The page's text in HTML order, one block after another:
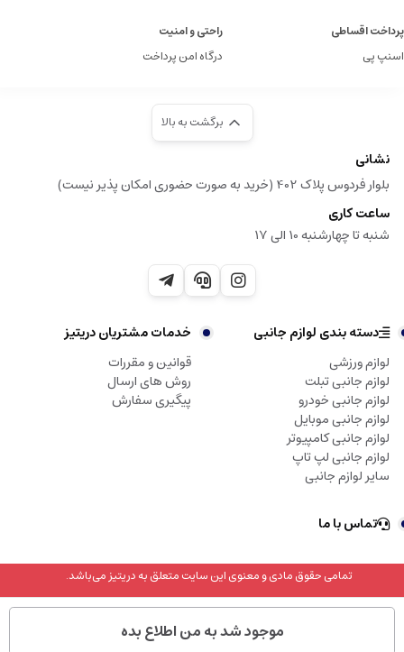
موجود شد به من اطلاع بده
پرداخت اقساطی
اسنپ پی
راحتی و امنیت
درگاه امن پرداخت
برگشت به بالا
نشانی
بلوار فردوس پلاک 402 (خرید به صورت حضوری امکان پذیر نیست)
ساعت کاری
شنبه تا چهارشنبه 10 الی 17
دسته بندی لوازم جانبی
لوازم ورزشی
لوازم جانبی تبلت
لوازم جانبی خودرو
لوازم جانبی موبایل
لوازم جانبی کامپیوتر
لوازم جانبی لپ تاپ
سایر لوازم جانبی
خدمات مشتریان دریتیز
قوانین و مقررات
روش های ارسال
پیگیری سفارش
تماس با ما
تمامی حقوق مادی و معنوی این سایت متعلق به دریتیز می‌باشد.